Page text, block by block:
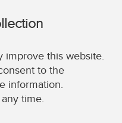
improve this website.
to the
information.
time.